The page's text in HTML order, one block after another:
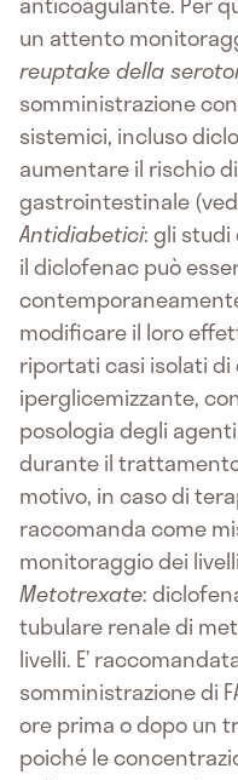
un attento
reuptake della
somministrazione
sistemici, incluso
aumentare il rischio
gastrointestinale
Antidiabetici: gli
il diclofenac può
modificare il loro
riportati casi isolati di
iperglicemizzante,
posologia degli
durante il
motivo, in caso di
raccomanda come
monitoraggio dei
Metotrexate:
tubulare renale di
livelli. E’
somministrazione di
ore prima o dopo un
poiché le